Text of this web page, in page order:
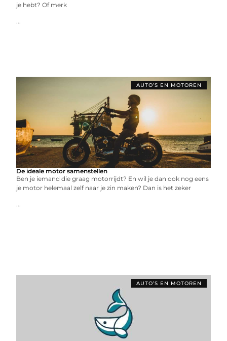
je hebt? Of merk
...
AUTO’S EN MOTOREN
De ideale motor samenstellen
Ben je iemand die graag motorrijdt? En wil je dan ook nog eens
je motor helemaal zelf naar je zin maken? Dan is het zeker
...
AUTO’S EN MOTOREN